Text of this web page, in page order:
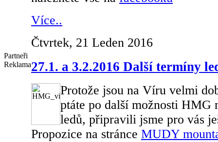
Partneři
Reklama
Více..
Čtvrtek, 21 Leden 2016
27.1. a 3.2.2016 Další termíny
Protože jsou na Víru velmi
ptáte po další možnosti HMG
ledů, připravili jsme pro vás
Propozice na stránce MUDY